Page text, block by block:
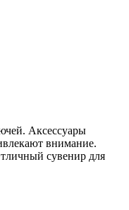
Аксессуары
внимание.
сувенир для